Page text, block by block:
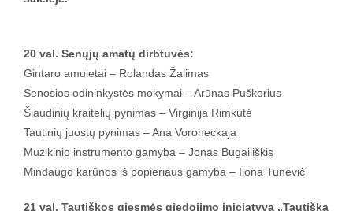
20 val. Senųjų amatų dirbtuvės:
Gintaro amuletai – Rolandas Žalimas
Senosios odininkystės mokymai – Arūnas Puškorius
Šiaudinių kraitelių pynimas – Virginija Rimkutė
Tautinių juostų pynimas – Ana Voroneckaja
Muzikinio instrumento gamyba – Jonas Bugailiškis
Mindaugo karūnos iš popieriaus gamyba – Ilona Tunevič
21 val. Tautiškos giesmės giedojimo iniciatyva „Tautiška